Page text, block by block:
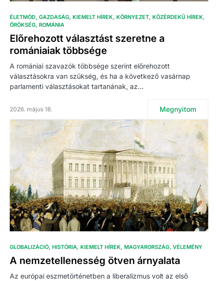
ÉLETMÓD GAZDASÁG KIEMELT HÍREK KÖRNYEZET KÖZÉRDEKŰ HÍREK
ÖRÖKSÉG ROMÁNIA
Előrehozott választást szeretne a
romániaiak többsége
A romániai szavazók többsége szerint előrehozott
választásokra van szükség, és ha a következő vasárnap
parlamenti választásokat tartanának, az…
2026. május 18. Megnyitom
GLOBALIZÁCIÓ HISTÓRIA KIEMELT HÍREK MAGYARORSZÁG VÉLEMÉNY
A nemzetellenesség ötven árnyalata
Az európai eszmetörténetben a liberalizmus volt az első